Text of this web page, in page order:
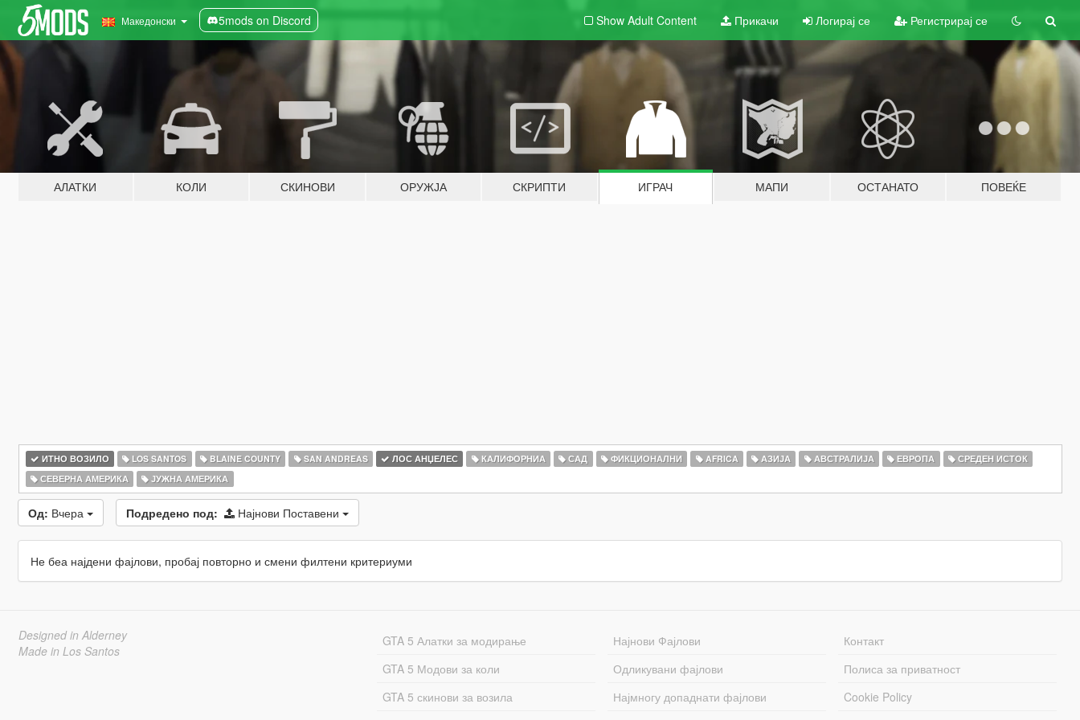
Македонски 5mods on Discord Show Adult Content Прикачи Логирај се Регистрирај се
АЛАТКИ КОЛИ СКИНОВИ ОРУЖЈА СКРИПТИ ИГРАЧ МАПИ ОСТАНАТО ПОВЕЌЕ
ИТНО ВОЗИЛО LOS SANTOS BLAINE COUNTY SAN ANDREAS ЛОС АНЏЕЛЕС КАЛИФОРНИА САД ФИКЦИОНАЛНИ AFRICA АЗИЈА АВСТРАЛИЈА ЕВРОПА
СРЕДЕН ИСТОК
СЕВЕРНА АМЕРИКА
ЈУЖНА АМЕРИКА
Од: Вчера Подредено под: Најнови Поставени
Не беа најдени фајлови, пробај повторно и смени филтени критериуми
Designed in Alderney
Made in Los Santos
GTA 5 Алатки за модирање
GTA 5 Модови за коли
GTA 5 скинови за возила
Најнови Фајлови
Одликувани фајлови
Најмногу допаднати фајлови
Контакт
Полиса за приватност
Cookie Policy